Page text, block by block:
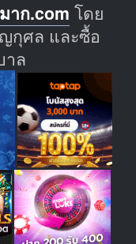
าก.com โดย
กุศล และซื้อ
าล